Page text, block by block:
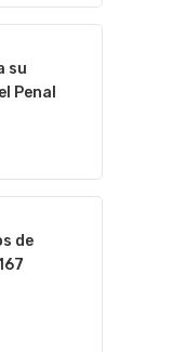
su
Penal
de